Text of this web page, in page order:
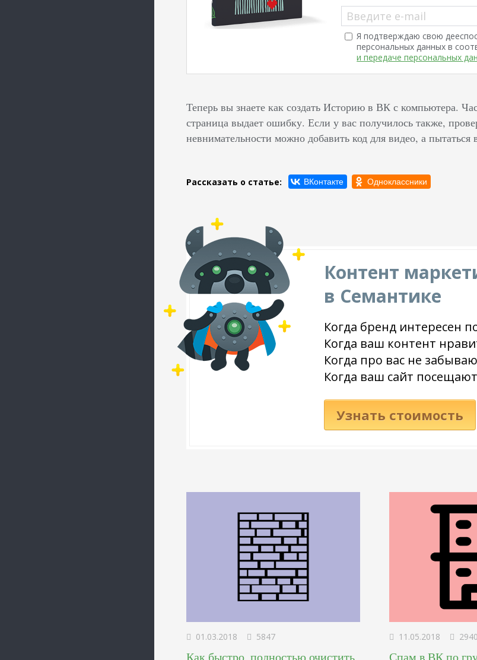
Введите e-mail
Я подтверждаю свою
персональных данных в
и передаче персональных
Теперь вы знаете как создать Историю в ВК с компьютера.
страница выдает ошибку. Если у вас получилось также,
невнимательности можно добавить код для видео, а
Рассказать о статье:
Контент
в Семантике
Когда бренд интересен
Когда ваш контент
Когда про вас не
Когда ваш сайт
Узнать стоимость
01.03.2018 5847 11.05.2018